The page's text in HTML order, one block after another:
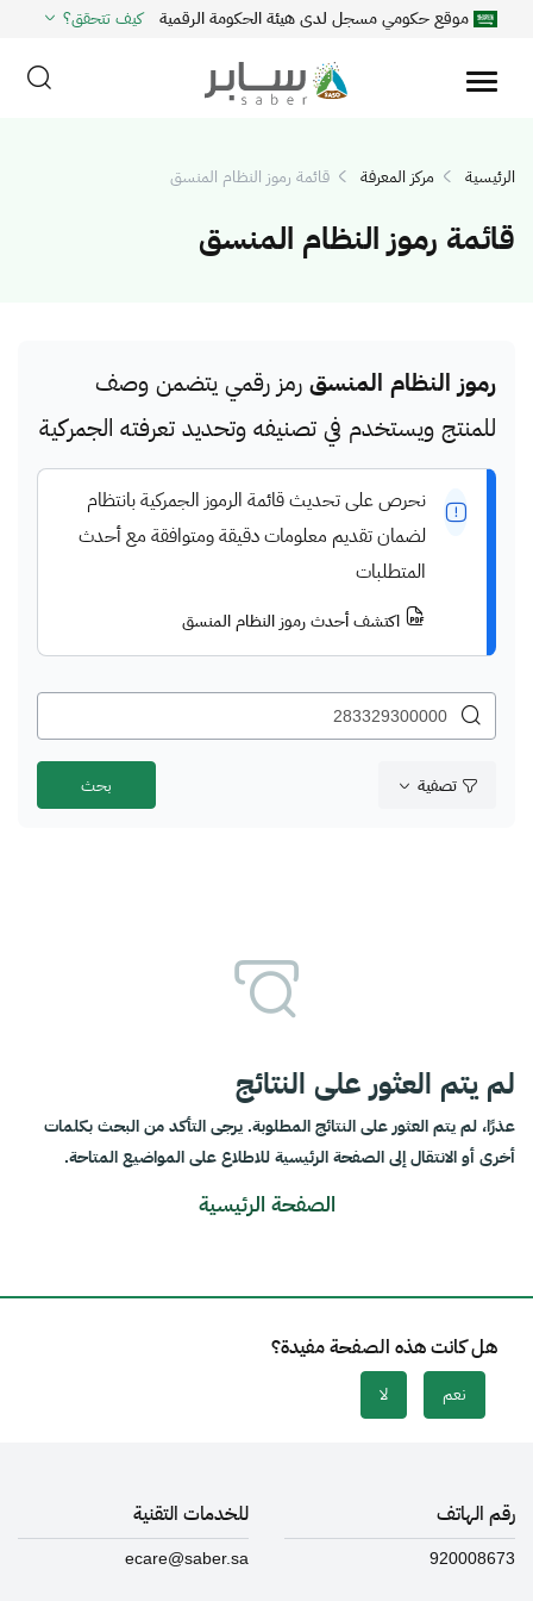
موقع حكومي مسجل لدى هيئة الحكومة الرقمية كيف تتحقق؟
الرئيسية مركز المعرفة قائمة رموز النظام المنسق
قائمة رموز النظام المنسق
رموز النظام المنسق رمز رقمي يتضمن وصف
للمنتج ويستخدم في تصنيفه وتحديد تعرفته الجمركية
نحرص على تحديث قائمة الرموز الجمركية بانتظام
لضمان تقديم معلومات دقيقة ومتوافقة مع أحدث
المتطلبات
اكتشف أحدث رموز النظام المنسق
تصفية
لم يتم العثور على النتائج
عذرًا، لم يتم العثور على النتائج المطلوبة. يرجى التأكد من البحث بكلمات
أخرى أو الانتقال إلى الصفحة الرئيسية للاطلاع على المواضيع المتاحة.
الصفحة الرئيسية
هل كانت هذه الصفحة مفيدة؟
نعم لا
رقم الهاتف
920008673
للخدمات التقنية
ecare@saber.sa